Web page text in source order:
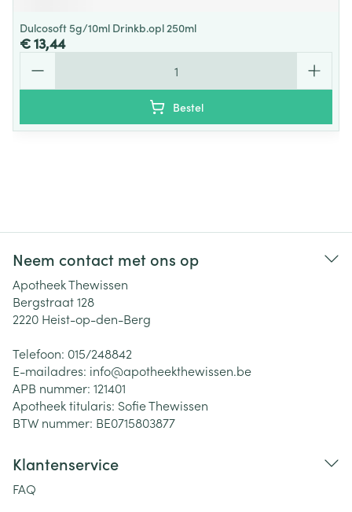
Dulcosoft 5g/10ml Drinkb.opl 250ml
€ 13,44
Bestel
Neem contact met ons op
Apotheek Thewissen
Bergstraat 128
2220 Heist-op-den-Berg
Telefoon: 015/248842
E-mailadres: info@apotheekthewissen.be
APB nummer: 121401
Apotheek titularis: Sofie Thewissen
BTW nummer: BE0715803877
Klantenservice
FAQ